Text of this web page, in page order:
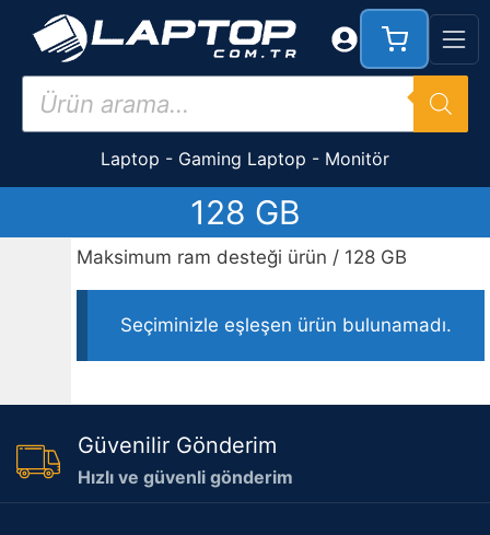
İçeriğe
Products
search
Laptop - Gaming Laptop - Monitör
128 GB
Maksimum ram desteği ürün / 128 GB
Seçiminizle eşleşen ürün bulunamadı.
Güvenilir Gönderim
Hızlı ve güvenli gönderim